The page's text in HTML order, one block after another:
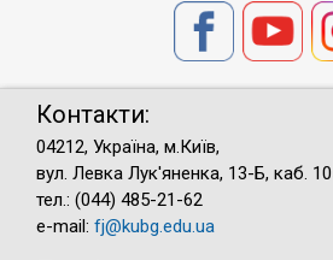
Контакти:
04212, Україна, м.Київ,
вул. Левка Лук'яненка, 13-Б, каб.
тел.: (044) 485-21-62
e-mail: fj@kubg.edu.ua